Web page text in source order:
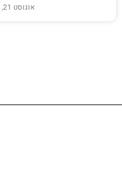
אוגוסט 21, 2020